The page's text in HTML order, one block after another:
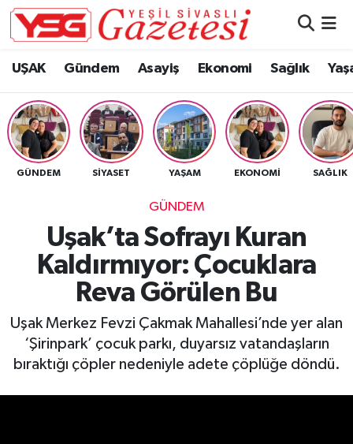
UŞAK Gündem Asayiş Ekonomi Sağlık
GÜNDEM SIYASET YAŞAM EKONOMI SAĞLIK
GÜNDEM
Uşak’ta Sofrayı Kuran
Kaldırmıyor: Çocuklara
Reva Görülen Bu
Uşak Merkez Fevzi Çakmak Mahallesi’nde yer alan
‘Şirinpark’ çocuk parkı, duyarsız vatandaşların
bıraktığı çöpler nedeniyle adete çöplüğe döndü.
Hava Durumu
Namaz Vakitleri
Trafik Durumu
Tüm Manşetler
Son Dakika Haberleri
Haber Arşivi